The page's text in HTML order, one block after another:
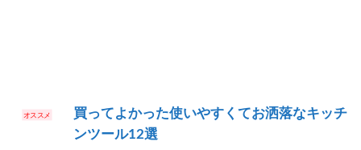
買ってよかった使いやすくてお洒落なキッチ
ンツール12選